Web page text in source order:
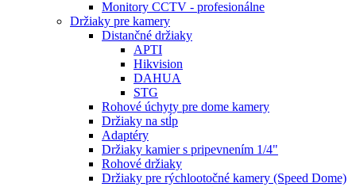
Monitory CCTV - profesionálne
Držiaky pre kamery
Distančné držiaky
APTI
Hikvision
DAHUA
STG
Rohové úchyty pre dome kamery
Držiaky na stĺp
Adaptéry
Držiaky kamier s pripevnením 1/4"
Rohové držiaky
Držiaky pre rýchlootočné kamery (Speed Dome)